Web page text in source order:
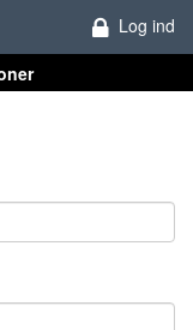
Log ind